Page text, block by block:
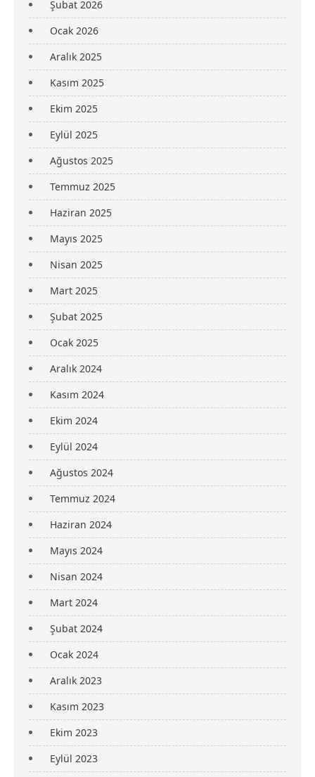
Şubat 2026
Ocak 2026
Aralık 2025
Kasım 2025
Ekim 2025
Eylül 2025
Ağustos 2025
Temmuz 2025
Haziran 2025
Mayıs 2025
Nisan 2025
Mart 2025
Şubat 2025
Ocak 2025
Aralık 2024
Kasım 2024
Ekim 2024
Eylül 2024
Ağustos 2024
Temmuz 2024
Haziran 2024
Mayıs 2024
Nisan 2024
Mart 2024
Şubat 2024
Ocak 2024
Aralık 2023
Kasım 2023
Ekim 2023
Eylül 2023